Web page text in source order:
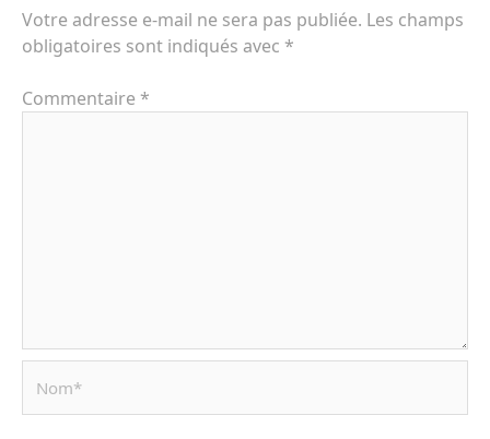
Votre adresse e-mail ne sera pas publiée. Les champs
obligatoires sont indiqués avec *
Commentaire *